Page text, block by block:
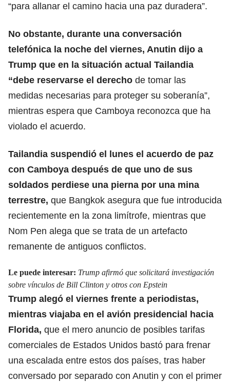
“para allanar el camino hacia una paz duradera”.
No obstante, durante una conversación
telefónica la noche del viernes, Anutin dijo a
Trump que en la situación actual Tailandia
“debe reservarse el derecho de tomar las
medidas necesarias para proteger su soberanía”,
mientras espera que Camboya reconozca que ha
violado el acuerdo.
Tailandia suspendió el lunes el acuerdo de paz
con Camboya después de que uno de sus
soldados perdiese una pierna por una mina
terrestre, que Bangkok asegura que fue introducida
recientemente en la zona limítrofe, mientras que
Nom Pen alega que se trata de un artefacto
remanente de antiguos conflictos.
Le puede interesar: Trump afirmó que solicitará investigación
sobre vínculos de Bill Clinton y otros con Epstein
Trump alegó el viernes frente a periodistas,
mientras viajaba en el avión presidencial hacia
Florida, que el mero anuncio de posibles tarifas
comerciales de Estados Unidos bastó para frenar
una escalada entre estos dos países, tras haber
conversado por separado con Anutin y con el primer